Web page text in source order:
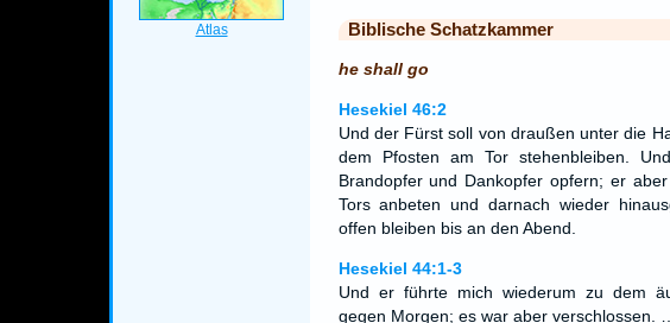
Biblische Schatzkammer
he shall go
Hesekiel 46:2
Und der Fürst soll von draußen unter die
dem Pfosten am Tor stehenbleiben.
Brandopfer und Dankopfer opfern; er
Tors anbeten und darnach wieder
offen bleiben bis an den Abend.
Hesekiel 44:1-3
Und er führte mich wiederum zu dem
gegen Morgen; es war aber verschlossen. …